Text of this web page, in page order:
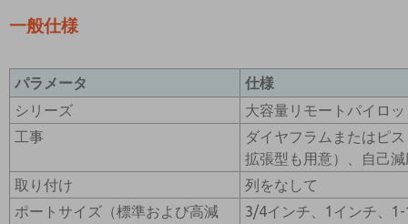
一般仕様
パラメータ
仕様
シリーズ
大容量リモートパイロ
工事
ダイヤフラムまたはピ
拡張型も用意）、自己
取り付け
列をなして
ポートサイズ（標準および高減
3/4インチ、1インチ、